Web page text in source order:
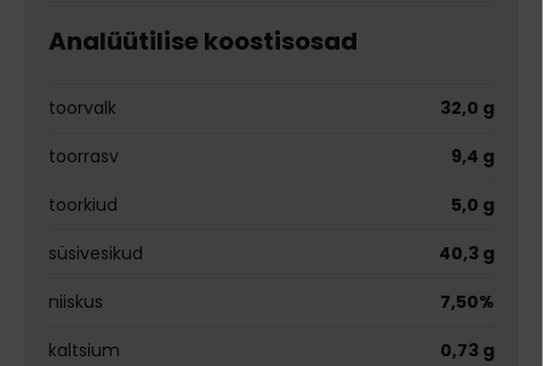
Analüütilise koostisosad
toorvalk
32,0 g
toorrasv
9,4 g
toorkiud
5,0 g
süsivesikud
40,3 g
niiskus
7,50%
kaltsium
0,73 g